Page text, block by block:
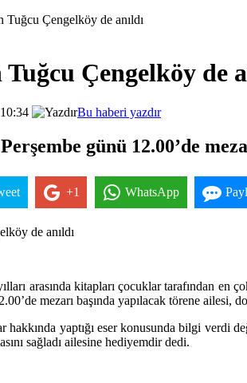
Tuğcu Çengelköy de anıldı
Çengelköy de
Bu haberi yazdır
günü 12.00’de
+1 WhatsApp
de anıldı
arasında kitapları çocuklar tarafından en
mezarı başında yapılacak törene ailesi,
yaptığı eser konusunda bilgi verdi
sağladı ailesine hediyemdir dedi.